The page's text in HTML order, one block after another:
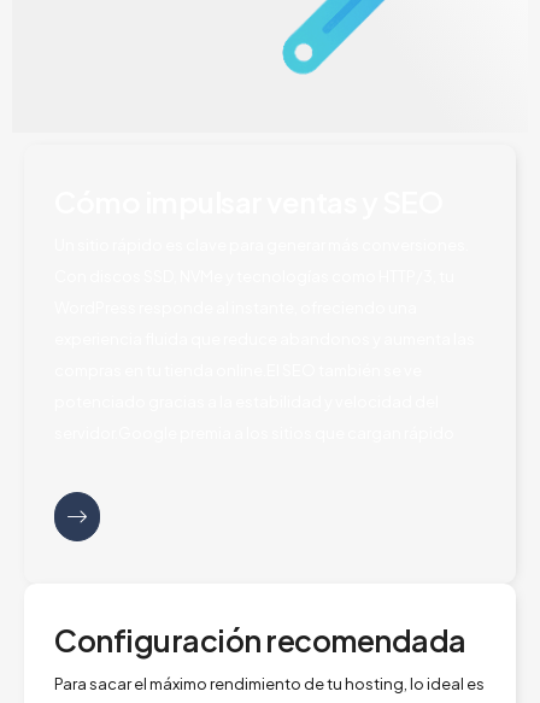
Configuración recomendada
Para sacar el máximo rendimiento de tu hosting, lo ideal es